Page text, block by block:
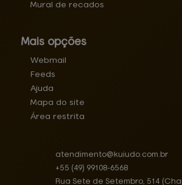
Mural de recados
Mais opções
Webmail
Feeds
Ajuda
Mapa do site
Área restrita
atendimento@ kuiudo.com.br
+55 (49) 99108-6568
Rua Sete de Setembro, 514